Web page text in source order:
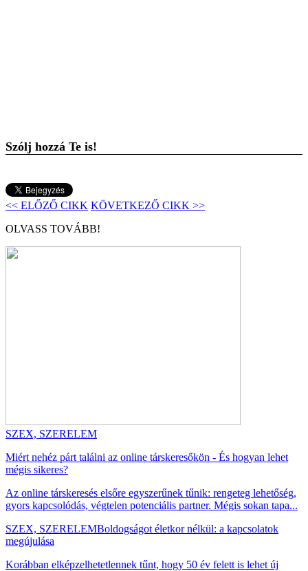
Szólj hozzá Te is!
<< ELŐZŐ CIKK KÖVETKEZŐ CIKK >>
OLVASS TOVÁBB!
SZEX, SZERELEM
Miért nehéz párt találni az online társkeresőkön - És hogyan lehet
mégis sikeres?
Az online társkeresés elsőre egyszerűnek tűnik: rengeteg lehetőség,
gyors kapcsolódás, végtelen potenciális partner. Mégis sokan tapa...
SZEX, SZERELEMBoldogságot életkor nélkül: a kapcsolatok
megújulása
Korábban elképzelhetetlennek tűnt, hogy 50 év felett is lehet új